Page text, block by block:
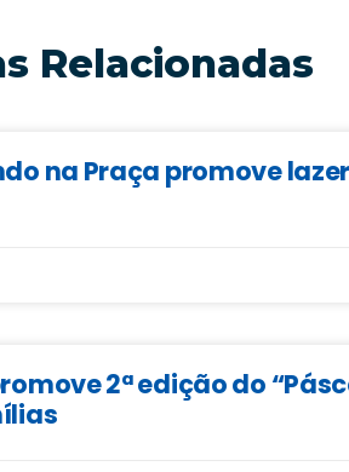
Relacionadas
na Praça promove
2ª edição do